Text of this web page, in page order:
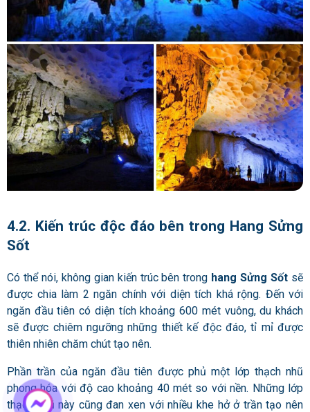
4.2. Kiến trúc độc đáo bên trong Hang Sửng
Sốt
Có thể nói, không gian kiến trúc bên trong hang Sửng Sốt sẽ
được chia làm 2 ngăn chính với diện tích khá rộng. Đến với
ngăn đầu tiên có diện tích khoảng 600 mét vuông, du khách
sẽ được chiêm ngưỡng những thiết kế độc đáo, tỉ mỉ được
thiên nhiên chăm chút tạo nên.
Phần trần của ngăn đầu tiên được phủ một lớp thạch nhũ
phong hóa với độ cao khoảng 40 mét so với nền. Những lớp
thạch nhũ này cũng đan xen với nhiều khe hở ở trần tạo nên